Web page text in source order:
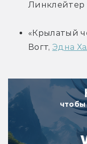
Линклейтер
«Крылатый
Вогт, Эдна